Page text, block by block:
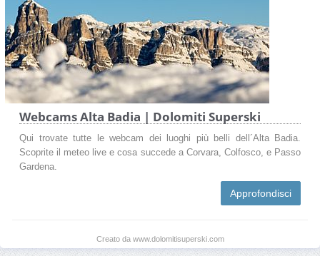
Webcams Alta Badia | Dolomiti Superski
Qui trovate tutte le webcam dei luoghi più belli dell´Alta Badia.
Scoprite il meteo live e cosa succede a Corvara, Colfosco, e Passo
Gardena.
Approfondisci
Creato da www.dolomitisuperski.com